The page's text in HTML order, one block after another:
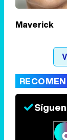
Maverick